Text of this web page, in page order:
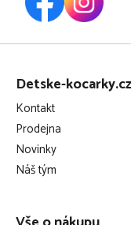
Z
Detske-kocarky.cz
Kontakt
Prodejna
Novinky
Náš tým